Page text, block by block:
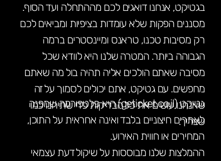
גטיקט (geticket.co.il) היא פלטפורמה שמפנה
לאתרים חיצוניים בלבד ואינה אחראית על התוכן,
המחירים או חווית האירוע.
ההמלצות שלנו מבוססות על שיקול דעת עצמאי
בגטיקט, אנחנו דואגים לכם מההתחלה ועד הסוף.
מסננים הפקות שלא עומדות בציפיות ומביאים לכם
רק מסיבות טכנו, טראנס ומיינסטרים ברמה
הגבוהה ביותר. המטרה שלנו היא לוודא שכל
מסיבה שאתם הולכים אליה תהיה בול מה שאתם
מחפשים. עם גטיקט, אתם יכולים לסמוך על זה
שאנחנו עושים את כל הבדיקות כדי שתיהנו כמו
שצריך.